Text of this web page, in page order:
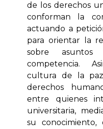
de los derechos
conforman la
actuando a
para orientar la
sobre
competencia.
cultura de la
derechos
entre quienes
universitaria,
su conocimiento,